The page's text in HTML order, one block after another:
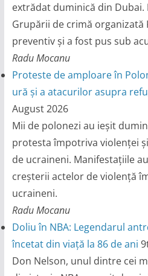
extrădat duminică din Dubai.
Grupării de crimă organizată
preventiv și a fost pus sub
Radu Mocanu
Proteste de amploare în
ură și a atacurilor asupra
August 2026
Mii de polonezi au ieșit
protesta împotriva violenței
de ucraineni. Manifestațiile
creșterii actelor de violență
ucraineni.
Radu Mocanu
Doliu în NBA: Legendarul
încetat din viață la 86 de ani
Don Nelson, unul dintre cei